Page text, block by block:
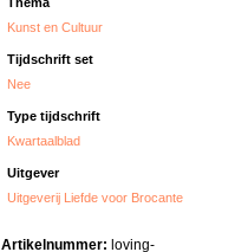
Kunst en Cultuur
Tijdschrift set
Nee
Type tijdschrift
Kwartaalblad
Uitgever
Uitgeverij Liefde voor Brocante
Artikelnummer: loving-